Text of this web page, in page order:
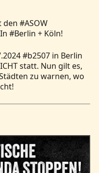
den #ASOW
#Berlin + Köln!
#b2507 in Berlin
statt. Nun gilt es,
zu warnen, wo